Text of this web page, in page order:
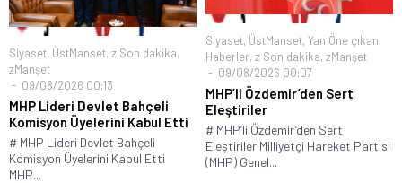
Siyaset, ÜstManset, z Son dakika,
zManşet
09/08/2026 00:13
MHP Lideri Devlet Bahçeli
Komisyon Üyelerini Kabul Etti
# MHP Lideri Devlet Bahçeli
Komisyon Üyelerini Kabul Etti
MHP...
Siyaset, ÜstManset, Yan Öne çıkan
Haberler, z Son dakika, zManşet
09/08/2026 00:07
MHP’li Özdemir’den Sert
Eleştiriler
# MHP’li Özdemir’den Sert
Eleştiriler Milliyetçi Hareket Partisi
(MHP) Genel...